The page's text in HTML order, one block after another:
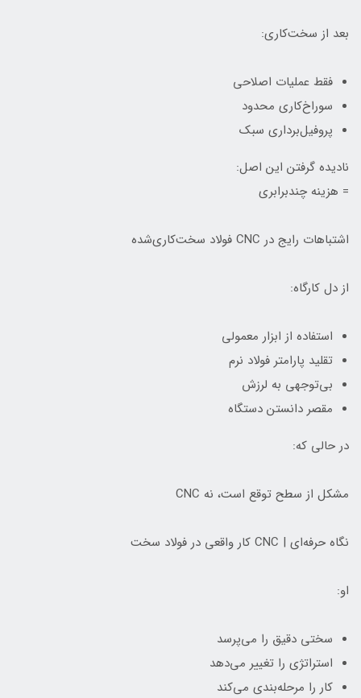
بعد از سخت‌کاری:
فقط عملیات اصلاحی
سوراخ‌کاری محدود
پروفیل‌برداری سبک
نادیده گرفتن این اصل:
= هزینه چندبرابری
اشتباهات رایج در CNC فولاد سخت‌کاری‌شده
از دل کارگاه:
استفاده از ابزار معمولی
تقلید پارامتر فولاد نرم
بی‌توجهی به لرزش
مقصر دانستن دستگاه
در حالی که:
مشکل از سطح توقع است، نه CNC
نگاه حرفه‌ای | CNC کار واقعی در فولاد سخت
او:
سختی دقیق را می‌پرسد
استراتژی را تغییر می‌دهد
کار را مرحله‌بندی می‌کند